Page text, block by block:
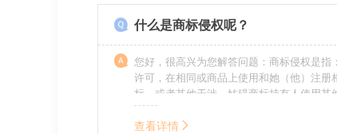
什么是商标侵权呢？
您好，很高兴为您解答问题：商标侵权是指
许可，在相同或商品上使用和她（他）注册
标，或者其他干涉、妨碍商标持有人使用其
商标持有人合法权益的其他行为。侵权的人
的责任，明知侵权的行为的人要承担赔偿的
查看详情